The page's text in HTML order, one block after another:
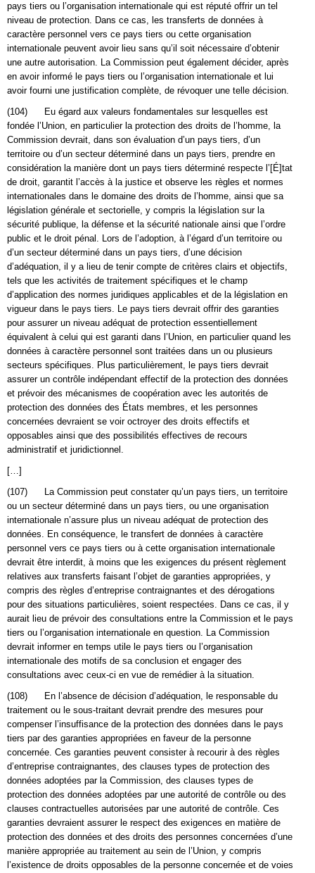
pays tiers ou l’organisation internationale qui est réputé offrir un tel
niveau de protection. Dans ce cas, les transferts de données à
caractère personnel vers ce pays tiers ou cette organisation
internationale peuvent avoir lieu sans qu’il soit nécessaire d’obtenir
une autre autorisation. La Commission peut également décider, après
en avoir informé le pays tiers ou l’organisation internationale et lui
avoir fourni une justification complète, de révoquer une telle décision.
(104) Eu égard aux valeurs fondamentales sur lesquelles est
fondée l’Union, en particulier la protection des droits de l’homme, la
Commission devrait, dans son évaluation d’un pays tiers, d’un
territoire ou d’un secteur déterminé dans un pays tiers, prendre en
considération la manière dont un pays tiers déterminé respecte l’[É]tat
de droit, garantit l’accès à la justice et observe les règles et normes
internationales dans le domaine des droits de l’homme, ainsi que sa
législation générale et sectorielle, y compris la législation sur la
sécurité publique, la défense et la sécurité nationale ainsi que l’ordre
public et le droit pénal. Lors de l’adoption, à l’égard d’un territoire ou
d’un secteur déterminé dans un pays tiers, d’une décision
d’adéquation, il y a lieu de tenir compte de critères clairs et objectifs,
tels que les activités de traitement spécifiques et le champ
d’application des normes juridiques applicables et de la législation en
vigueur dans le pays tiers. Le pays tiers devrait offrir des garanties
pour assurer un niveau adéquat de protection essentiellement
équivalent à celui qui est garanti dans l’Union, en particulier quand les
données à caractère personnel sont traitées dans un ou plusieurs
secteurs spécifiques. Plus particulièrement, le pays tiers devrait
assurer un contrôle indépendant effectif de la protection des données
et prévoir des mécanismes de coopération avec les autorités de
protection des données des États membres, et les personnes
concernées devraient se voir octroyer des droits effectifs et
opposables ainsi que des possibilités effectives de recours
administratif et juridictionnel.
[…]
(107) La Commission peut constater qu’un pays tiers, un territoire
ou un secteur déterminé dans un pays tiers, ou une organisation
internationale n’assure plus un niveau adéquat de protection des
données. En conséquence, le transfert de données à caractère
personnel vers ce pays tiers ou à cette organisation internationale
devrait être interdit, à moins que les exigences du présent règlement
relatives aux transferts faisant l’objet de garanties appropriées, y
compris des règles d’entreprise contraignantes et des dérogations
pour des situations particulières, soient respectées. Dans ce cas, il y
aurait lieu de prévoir des consultations entre la Commission et le pays
tiers ou l’organisation internationale en question. La Commission
devrait informer en temps utile le pays tiers ou l’organisation
internationale des motifs de sa conclusion et engager des
consultations avec ceux-ci en vue de remédier à la situation.
(108) En l’absence de décision d’adéquation, le responsable du
traitement ou le sous-traitant devrait prendre des mesures pour
compenser l’insuffisance de la protection des données dans le pays
tiers par des garanties appropriées en faveur de la personne
concernée. Ces garanties peuvent consister à recourir à des règles
d’entreprise contraignantes, des clauses types de protection des
données adoptées par la Commission, des clauses types de
protection des données adoptées par une autorité de contrôle ou des
clauses contractuelles autorisées par une autorité de contrôle. Ces
garanties devraient assurer le respect des exigences en matière de
protection des données et des droits des personnes concernées d’une
manière appropriée au traitement au sein de l’Union, y compris
l’existence de droits opposables de la personne concernée et de voies